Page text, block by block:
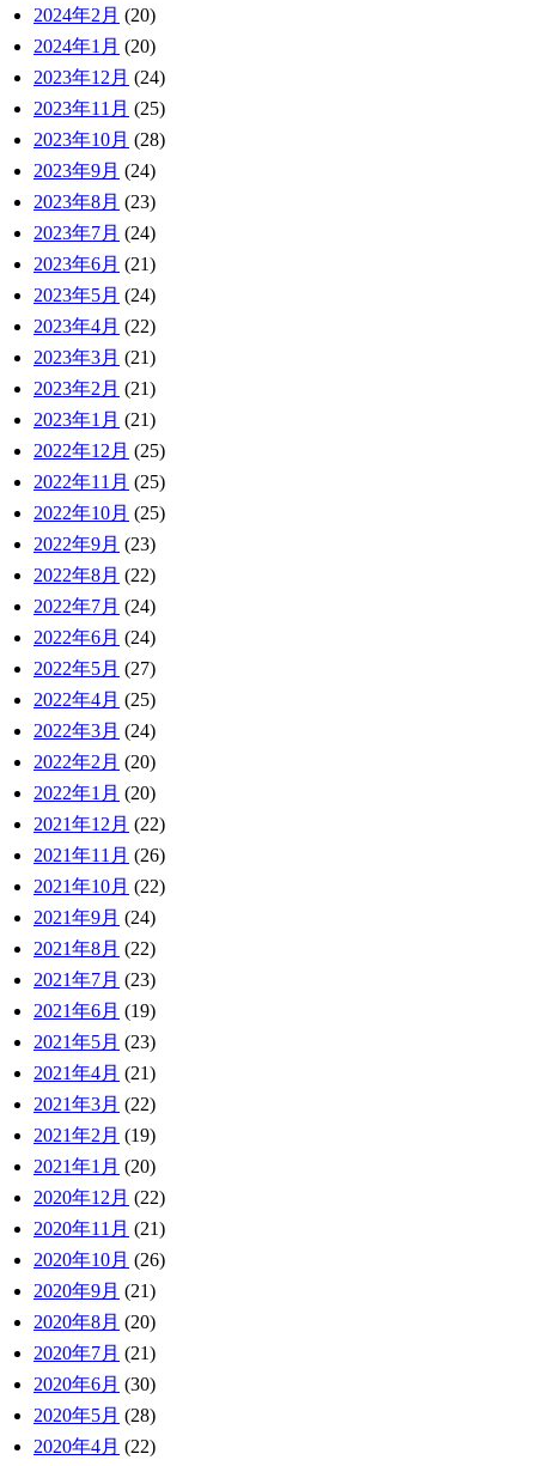
2024年2月 (20)
2024年1月 (20)
2023年12月 (24)
2023年11月 (25)
2023年10月 (28)
2023年9月 (24)
2023年8月 (23)
2023年7月 (24)
2023年6月 (21)
2023年5月 (24)
2023年4月 (22)
2023年3月 (21)
2023年2月 (21)
2023年1月 (21)
2022年12月 (25)
2022年11月 (25)
2022年10月 (25)
2022年9月 (23)
2022年8月 (22)
2022年7月 (24)
2022年6月 (24)
2022年5月 (27)
2022年4月 (25)
2022年3月 (24)
2022年2月 (20)
2022年1月 (20)
2021年12月 (22)
2021年11月 (26)
2021年10月 (22)
2021年9月 (24)
2021年8月 (22)
2021年7月 (23)
2021年6月 (19)
2021年5月 (23)
2021年4月 (21)
2021年3月 (22)
2021年2月 (19)
2021年1月 (20)
2020年12月 (22)
2020年11月 (21)
2020年10月 (26)
2020年9月 (21)
2020年8月 (20)
2020年7月 (21)
2020年6月 (30)
2020年5月 (28)
2020年4月 (22)